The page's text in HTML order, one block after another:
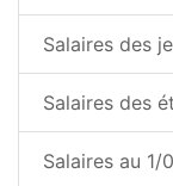
Salaires des
Salaires des
Salaires au 1/